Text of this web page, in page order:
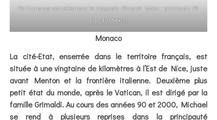
Parfums est actuellement le magasin Banana Moon : proche du 79
rue d’Antibes)
Monaco
La cité-Etat, enserrée dans le territoire français, est
située à une vingtaine de kilomètres à l’Est de Nice, juste
avant Menton et la frontière italienne. Deuxième plus
petit état du monde, après le Vatican, il est dirigé par la
famille Grimaldi. Au cours des années 90 et 2000, Michael
se rend à plusieurs reprises dans la principauté